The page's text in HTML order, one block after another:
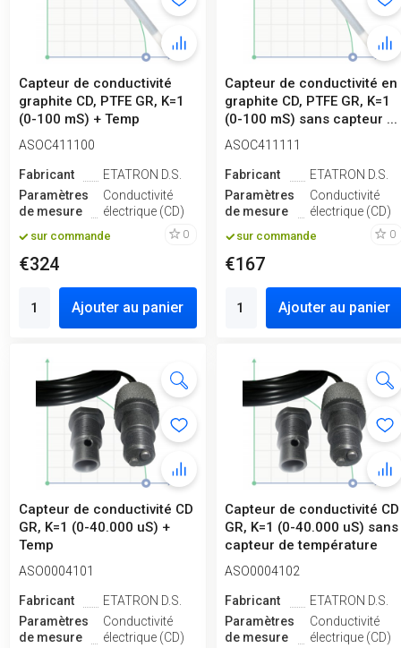
Capteur de conductivité
graphite CD, PTFE GR, K=1
(0-100 mS) + Temp
ASOC411100
Fabricant
ETATRON D.S.
Paramètres
de mesure
Conductivité
électrique (CD)
sur commande 0
€324
Ajouter au panier
Capteur de conductivité en
graphite CD, PTFE GR, K=1
(0-100 mS) sans capteur ...
ASOC411111
Fabricant
ETATRON D.S.
Paramètres
de mesure
Conductivité
électrique (CD)
sur commande 0
€167
Ajouter au panier
Capteur de conductivité CD
GR, K=1 (0-40.000 uS) +
Temp
ASO0004101
Fabricant
ETATRON D.S.
Paramètres
de mesure
Conductivité
électrique (CD)
Capteur de conductivité CD
GR, K=1 (0-40.000 uS) sans
capteur de température
ASO0004102
Fabricant
ETATRON D.S.
Paramètres
de mesure
Conductivité
électrique (CD)